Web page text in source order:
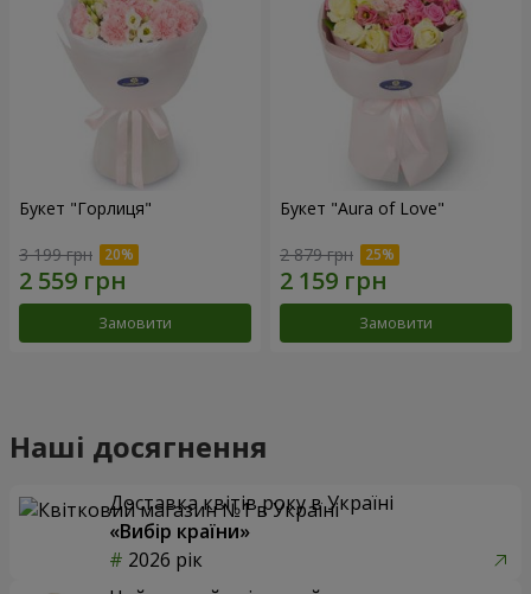
Букет "Горлиця"
3 199 грн
Замовити
Букет "Aura of Love"
2 879 грн
Замовити
Наші досягнення
Доставка квітів року в Україні
«Вибір країни»
2026 рік